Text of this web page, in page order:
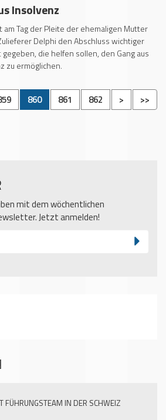
Insolvenz
am Tag der Pleite der ehemaligen Mutter
Delphi den Abschluss wichtiger
die helfen sollen, den Gang aus
zu ermöglichen.
860 861 862 > >>
mit dem wöchentlichen
Jetzt anmelden!
FÜHRUNGSTEAM IN DER SCHWEIZ